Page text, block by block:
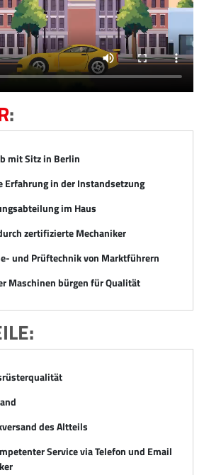
:
mit Sitz in Berlin
Erfahrung in der Instandsetzung
im Haus
zertifizierte Mechaniker
und Prüftechnik von Marktführern
Maschinen bürgen für Qualität
des Altteils
Service via Telefon und Email